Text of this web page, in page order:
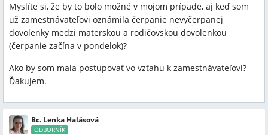
Myslíte si, že by to bolo možné v mojom prípade, aj keď som
už zamestnávateľovi oznámila čerpanie nevyčerpanej
dovolenky medzi materskou a rodičovskou dovolenkou
(čerpanie začína v pondelok)?
Ako by som mala postupovať vo vzťahu k zamestnávateľovi?
Ďakujem.
Bc. Lenka Halásová
ODBORNÍK